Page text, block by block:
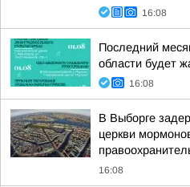
16:08
Последний
области будет
16:08
В Выборге
церкви
16:08